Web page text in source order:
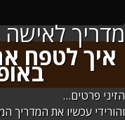
מדריך
איך לטפח
הזיני פרטים…
והורידי עכשיו את המדריך